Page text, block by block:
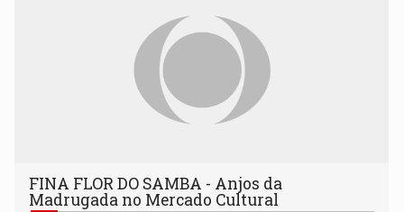
FINA FLOR DO SAMBA - Anjos da
Madrugada no Mercado Cultural